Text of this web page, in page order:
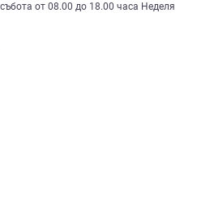
от 08.00 до 18.00 часа Неделя